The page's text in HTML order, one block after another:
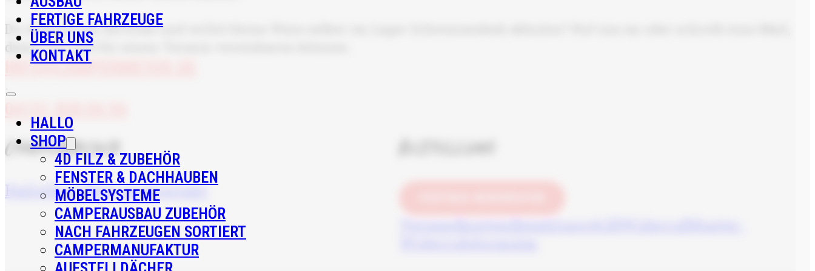
FERTIGE FAHRZEUGE
ÜBER UNS
KONTAKT
HALLO
SHOP
4D FILZ & ZUBEHÖR
FENSTER & DACHHAUBEN
MÖBELSYSTEME
CAMPERAUSBAU ZUBEHÖR
NACH FAHRZEUGEN SORTIERT
CAMPERMANUFAKTUR
Du wohnst um die Ecke und willst Deine Ware selber im Lager Schwarzenbek abholen? Ruf uns an oder schreib eine Mail,
damit wir mit Dir einen Termin vereinbaren können.
INFO@CAMPERMEYER.DE
·
CamperMeyer
HalloShopÜber unsKontakt
Bestellung